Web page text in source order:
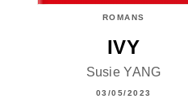
ROMANS
IVY
Susie YANG
03/05/2023